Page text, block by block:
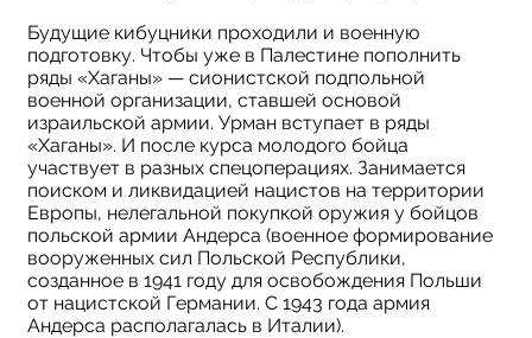
Будущие кибуцники проходили и военную
подготовку. Чтобы уже в Палестине пополнить
ряды «Хаганы» — сионистской подпольной
военной организации, ставшей основой
израильской армии. Урман вступает в ряды
«Хаганы». И после курса молодого бойца
участвует в разных спецоперациях. Занимается
поиском и ликвидацией нацистов на территории
Европы, нелегальной покупкой оружия у бойцов
польской армии Андерса (военное формирование
вооруженных сил Польской Республики,
созданное в 1941 году для освобождения Польши
от нацистской Германии. С 1943 года армия
Андерса располагалась в Италии).